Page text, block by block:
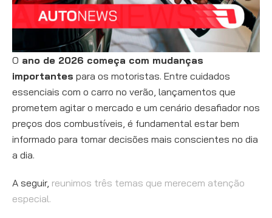
O ano de 2026 começa com mudanças
importantes para os motoristas. Entre cuidados
essenciais com o carro no verão, lançamentos que
prometem agitar o mercado e um cenário desafiador nos
preços dos combustíveis, é fundamental estar bem
informado para tomar decisões mais conscientes no dia
a dia.
A seguir, reunimos três temas que merecem atenção
especial.